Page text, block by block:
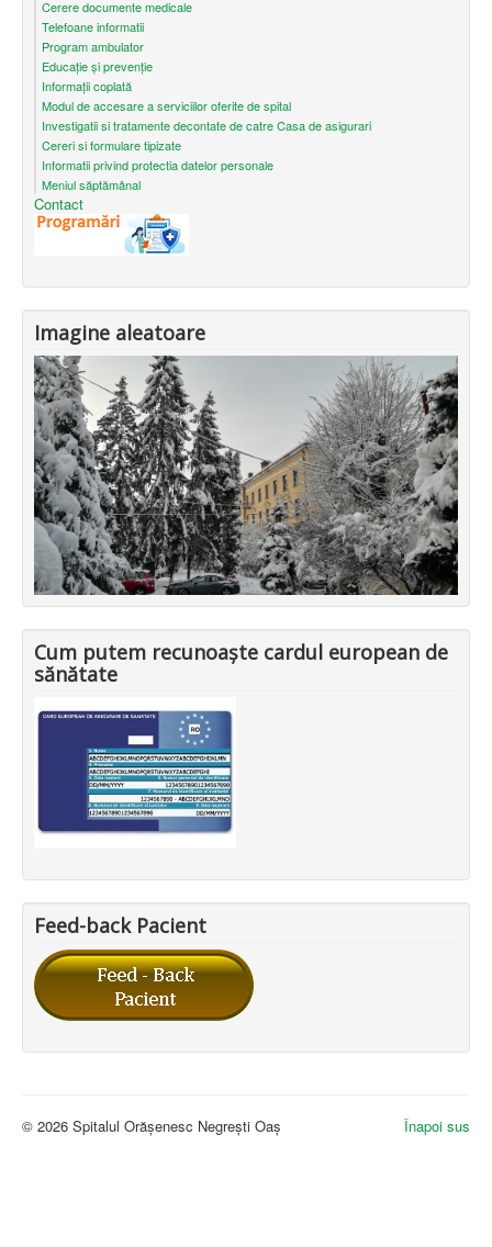
Cerere documente medicale
Telefoane informatii
Program ambulator
Educație și prevenție
Informații coplată
Modul de accesare a serviciilor oferite de spital
Investigatii si tratamente decontate de catre Casa de asigurari
Cereri si formulare tipizate
Informatii privind protectia datelor personale
Meniul săptămânal
Contact
Imagine aleatoare
Cum putem recunoaște cardul european de
sănătate
Feed-back Pacient
Înapoi sus
© 2026 Spitalul Orășenesc Negrești Oaș